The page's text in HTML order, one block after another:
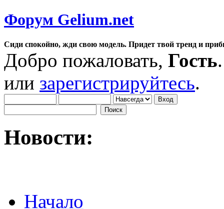
Форум Gelium.net
Сиди спокойно, жди свою модель. Придет твой тренд и
Добро пожаловать, Гость
или зарегистрируйтесь.
Новости:
Начало